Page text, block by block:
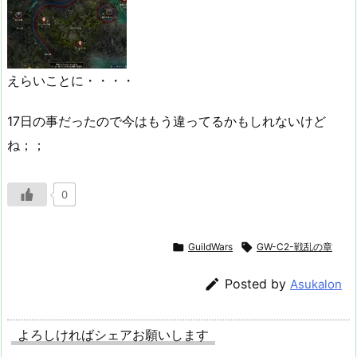
えらいことに・・・・
17日の事だったので今はもう違ってるかもしれないけど
ね；；
0
 GuildWars  GW-C2-戦乱の章
 Posted by Asukalon
よろしければシェアお願いします